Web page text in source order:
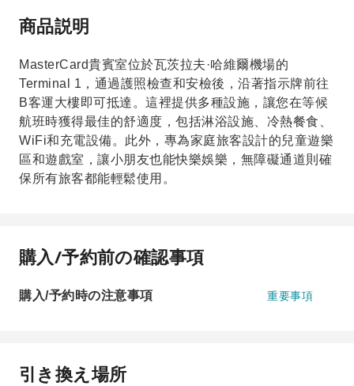
商品説明
MasterCard貴賓室位於瓦茨拉夫·哈維爾機場的
Terminal 1，通過護照檢查和安檢後，沿著指示牌前往
B客運大樓即可抵達。這裡提供多種設施，讓您在等候
航班時獲得最佳的舒適度，包括淋浴設施、冷熱餐食、
WiFi和充電設備。此外，專為家庭旅客設計的兒童遊樂
區和遊戲室，讓小朋友也能快樂娛樂，無障礙通道則確
保所有旅客都能輕鬆使用。
購入/予約前の確認事項
購入/予約時の注意事項 重要事項
引き換え場所